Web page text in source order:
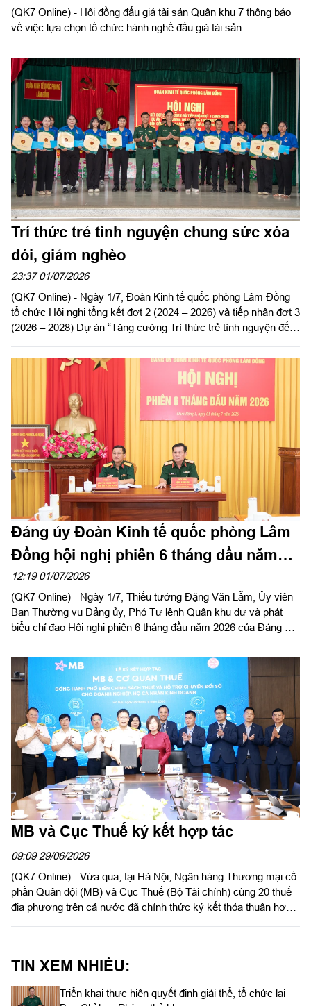
(QK7 Online) - Hội đồng đấu giá tài sản Quân khu 7 thông báo
về việc lựa chọn tổ chức hành nghề đấu giá tài sản
Trí thức trẻ tình nguyện chung sức xóa
đói, giảm nghèo
23:37 01/07/2026
(QK7 Online) - Ngày 1/7, Đoàn Kinh tế quốc phòng Lâm Đồng
tổ chức Hội nghị tổng kết đợt 2 (2024 – 2026) và tiếp nhận đợt 3
(2026 – 2028) Dự án “Tăng cường Trí thức trẻ tình nguyện đến
2021 - 2030”.
Đảng ủy Đoàn Kinh tế quốc phòng Lâm
Đồng hội nghị phiên 6 tháng đầu năm
2026
12:19 01/07/2026
(QK7 Online) - Ngày 1/7, Thiếu tướng Đặng Văn Lẫm, Ủy viên
Ban Thường vụ Đảng ủy, Phó Tư lệnh Quân khu dự và phát
biểu chỉ đạo Hội nghị phiên 6 tháng đầu năm 2026 của Đảng ủy
Thúy, Bí thư Đảng ủy, Chính trị viên Đoàn Kinh tế quốc phòng
Lâm Đồng chủ trì hội nghị.
MB và Cục Thuế ký kết hợp tác
09:09 29/06/2026
(QK7 Online) - Vừa qua, tại Hà Nội, Ngân hàng Thương mại cổ
phần Quân đội (MB) và Cục Thuế (Bộ Tài chính) cùng 20 thuế
địa phương trên cả nước đã chính thức ký kết thỏa thuận hợp
cận các giải pháp tài chính - ngân hàng hiện đại.
TIN XEM NHIỀU:
Triển khai thực hiện quyết định giải thể, tổ chức lại